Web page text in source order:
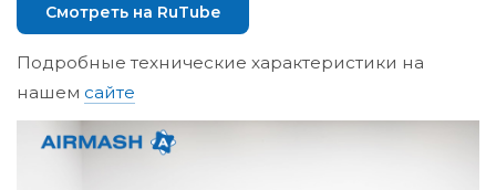
Смотреть на RuTube
Подробные технические характеристики на
нашем сайте